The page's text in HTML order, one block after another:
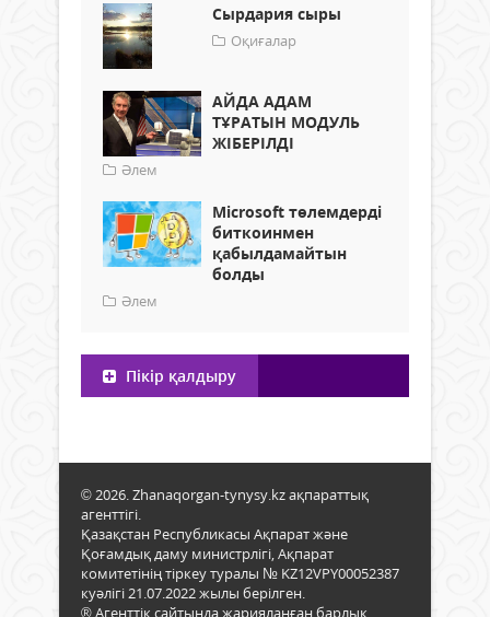
Сырдария сыры
Оқиғалар
АЙДА АДАМ
ТҰРАТЫН МОДУЛЬ
ЖІБЕРІЛДІ
Әлем
Microsoft төлемдерді
биткоинмен
қабылдамайтын
болды
Әлем
Пікір қалдыру
© 2026. Zhanaqorgan-tynysy.kz ақпараттық
агенттігі.
Қазақстан Республикасы Ақпарат және
Қоғамдық даму министрлігі, Ақпарат
комитетінің тіркеу туралы № KZ12VPY00052387
куәлігі 21.07.2022 жылы берілген.
® Агенттік сайтында жарияланған барлық